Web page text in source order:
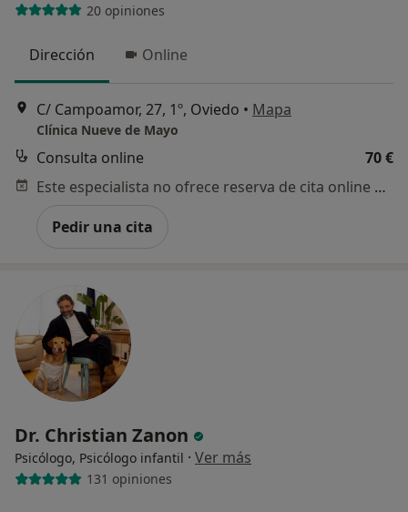
20 opiniones
Dirección Online
C/ Campoamor, 27, 1º, Oviedo • Mapa
Clínica Nueve de Mayo
Consulta online
70 €
Este especialista no ofrece reserva de cita online en esta dirección.
Pedir una cita
Dr. Christian Zanon
Psicólogo, Psicólogo infantil · Ver más
131 opiniones